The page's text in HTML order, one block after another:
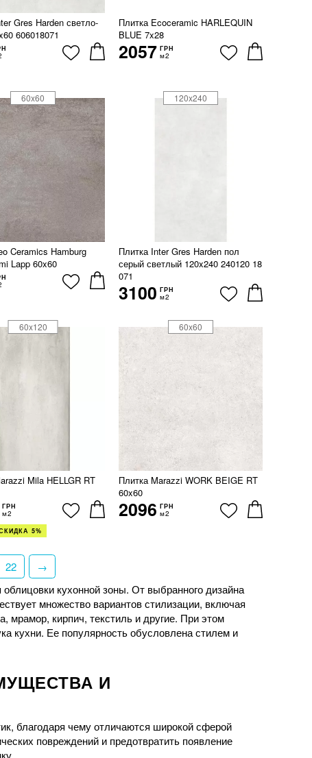
Gres Harden светло-
606018071
Плитка Ecoceramic HARLEQUIN
BLUE 7x28
2057 ГРН
м2
Ceramics Hamburg
Lapp 60x60
60x60
Плитка Inter Gres Harden пол
серый светлый 120x240 240120 18
071
3100 ГРН
м2
120x240
Mila HELLGR RT
ГРН
м2
5%
60x120
Плитка Marazzi WORK BEIGE RT
60x60
2096 ГРН
м2
60x60
22
→
кухонной зоны. От выбранного дизайна
множество вариантов стилизации, включая
мрамор, кирпич, текстиль и другие. При этом
кухни. Ее популярность обусловлена стилем и
И
благодаря чему отличаются широкой сферой
повреждений и предотвратить появление